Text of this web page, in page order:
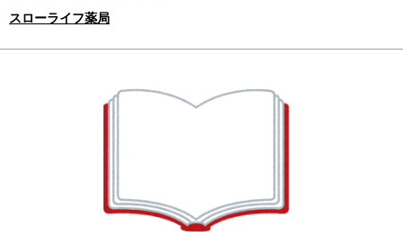
スローライフ薬局